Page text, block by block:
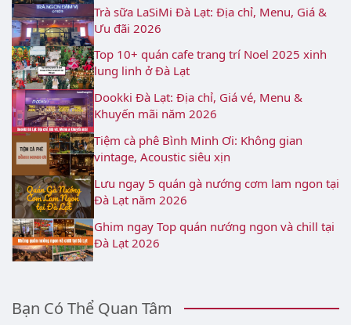
Trà sữa LaSiMi Đà Lạt: Địa chỉ, Menu, Giá &
Ưu đãi 2026
Top 10+ quán cafe trang trí Noel 2025 xinh
lung linh ở Đà Lạt
Dookki Đà Lạt: Địa chỉ, Giá vé, Menu &
Khuyến mãi năm 2026
Tiệm cà phê Bình Minh Ơi: Không gian
vintage, Acoustic siêu xịn
Lưu ngay 5 quán gà nướng cơm lam ngon tại
Đà Lạt năm 2026
Ghim ngay Top quán nướng ngon và chill tại
Đà Lạt 2026
Bạn Có Thể Quan Tâm